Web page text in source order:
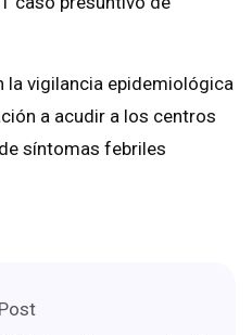
la vigilancia epidemiológica
a acudir a los centros
síntomas febriles